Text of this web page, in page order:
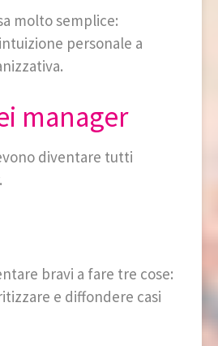
molto semplice:
personale a
manager
diventare tutti
bravi a fare tre cose:
e diffondere casi